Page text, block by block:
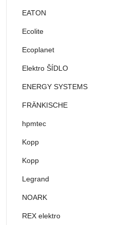
EATON
Ecolite
Ecoplanet
Elektro ŠÍDLO
ENERGY SYSTEMS
FRÄNKISCHE
hpmtec
Kopp
Kopp
Legrand
NOARK
REX elektro